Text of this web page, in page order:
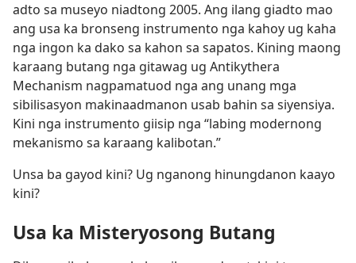
adto sa museyo niadtong 2005. Ang ilang giadto mao
ang usa ka bronseng instrumento nga kahoy ug kaha
nga ingon ka dako sa kahon sa sapatos. Kining maong
karaang butang nga gitawag ug Antikythera
Mechanism nagpamatuod nga ang unang mga
sibilisasyon makinaadmanon usab bahin sa siyensiya.
Kini nga instrumento giisip nga “labing modernong
mekanismo sa karaang kalibotan.”
Unsa ba gayod kini? Ug nganong hinungdanon kaayo
kini?
Usa ka Misteryosong Butang